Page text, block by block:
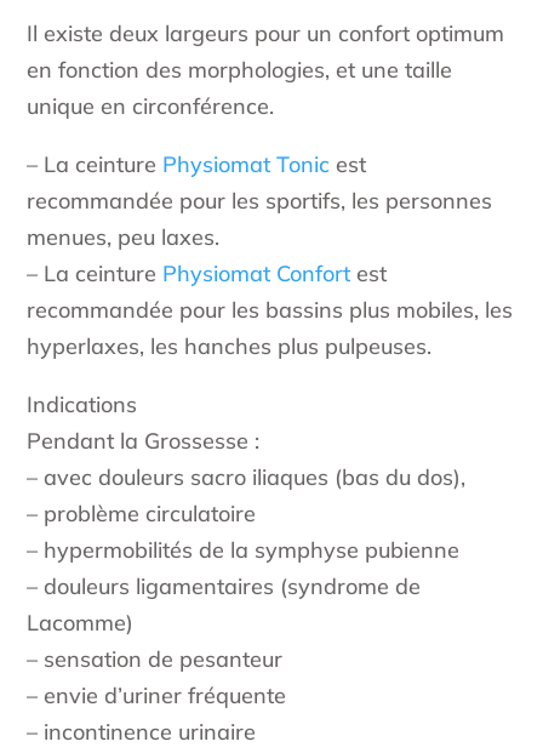
Il existe deux largeurs pour un confort optimum
en fonction des morphologies, et une taille
unique en circonférence.
– La ceinture Physiomat Tonic est
recommandée pour les sportifs, les personnes
menues, peu laxes.
– La ceinture Physiomat Confort est
recommandée pour les bassins plus mobiles, les
hyperlaxes, les hanches plus pulpeuses.
Indications
Pendant la Grossesse :
– avec douleurs sacro iliaques (bas du dos),
– problème circulatoire
– hypermobilités de la symphyse pubienne
– douleurs ligamentaires (syndrome de
Lacomme)
– sensation de pesanteur
– envie d’uriner fréquente
– incontinence urinaire